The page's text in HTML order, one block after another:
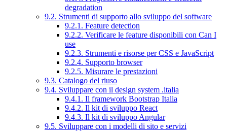
degradation
9.2. Strumenti di supporto allo sviluppo del software
9.2.1. Feature detection
9.2.2. Verificare le feature disponibili con Can I
use
9.2.3. Strumenti e risorse per CSS e JavaScript
9.2.4. Supporto browser
9.2.5. Misurare le prestazioni
9.3. Catalogo del riuso
9.4. Sviluppare con il design system .italia
9.4.1. Il framework Bootstrap Italia
9.4.2. Il kit di sviluppo React
9.4.3. Il kit di sviluppo Angular
9.5. Sviluppare con i modelli di sito e servizi